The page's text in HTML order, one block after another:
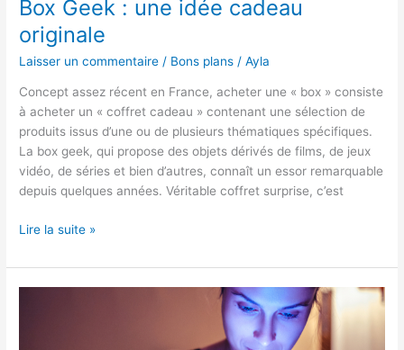
Box Geek : une idée cadeau
originale
Laisser un commentaire / Bons plans /Ayla
Concept assez récent en France, acheter une « box » consiste
à acheter un « coffret cadeau » contenant une sélection de
produits issus d’une ou de plusieurs thématiques spécifiques.
La box geek, qui propose des objets dérivés de films, de jeux
vidéo, de séries et bien d’autres, connaît un essor remarquable
depuis quelques années. Véritable coffret surprise, c’est
Box
:
une
Lire la suite »